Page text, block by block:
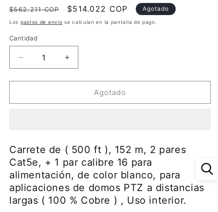
Precio
habitual
$562.211 COP
Precio
de
$514.022 COP Agotado
Los gastos de envío se calculan en la pantalla de pago.
Cantidad
Reducir
cantidad
para
de
152
m,
2
pares
Cat5e,
+
Aumentar
cantidad
para
Carrete
de
),
152
m,
2
pares
Cat5e,
+
Agotado
Carrete de ( 500 ft ), 152 m, 2 pares
Cat5e, + 1 par calibre 16 para
alimentación, de color blanco, para
aplicaciones de domos PTZ a distancias
largas ( 100 % Cobre ) , Uso interior.